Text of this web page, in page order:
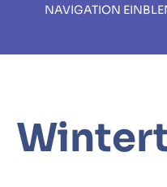
NAVIGATION